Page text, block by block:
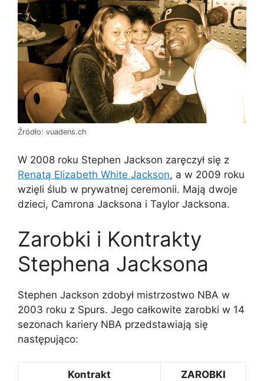
Źródło: vuadens.ch
W 2008 roku Stephen Jackson zaręczył się z
Renatą Elizabeth White Jackson, a w 2009 roku
wzięli ślub w prywatnej ceremonii. Mają dwoje
dzieci, Camrona Jacksona i Taylor Jacksona.
Zarobki i Kontrakty
Stephena Jacksona
Stephen Jackson zdobył mistrzostwo NBA w
2003 roku z Spurs. Jego całkowite zarobki w 14
sezonach kariery NBA przedstawiają się
następująco:
Kontrakt ZAROBKI